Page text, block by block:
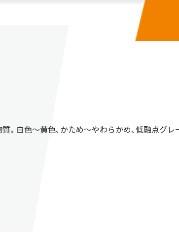
。白色～黄色、かため～やわらかめ、低融点グレ